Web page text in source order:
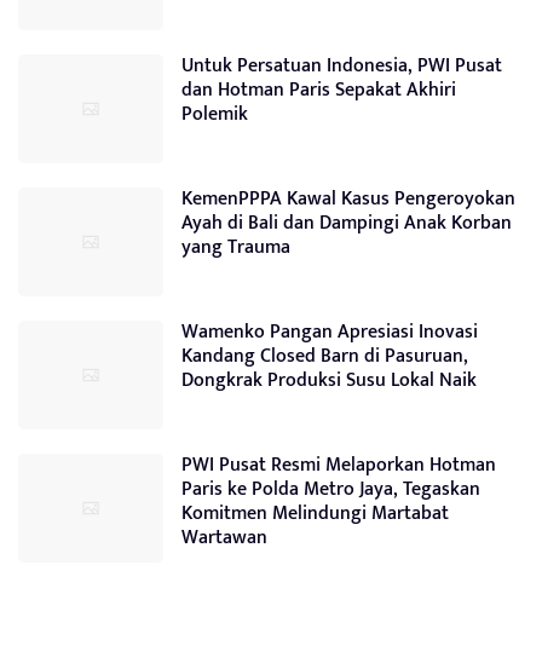
Untuk Persatuan Indonesia, PWI Pusat
dan Hotman Paris Sepakat Akhiri
Polemik
KemenPPPA Kawal Kasus Pengeroyokan
Ayah di Bali dan Dampingi Anak Korban
yang Trauma
Wamenko Pangan Apresiasi Inovasi
Kandang Closed Barn di Pasuruan,
Dongkrak Produksi Susu Lokal Naik
PWI Pusat Resmi Melaporkan Hotman
Paris ke Polda Metro Jaya, Tegaskan
Komitmen Melindungi Martabat
Wartawan